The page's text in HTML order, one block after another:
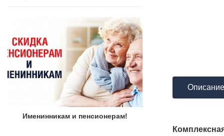
Именинникам и пенсионерам!
Описание